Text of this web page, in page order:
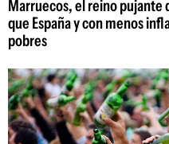
Marruecos, el reino pujante
que España y con menos
pobres